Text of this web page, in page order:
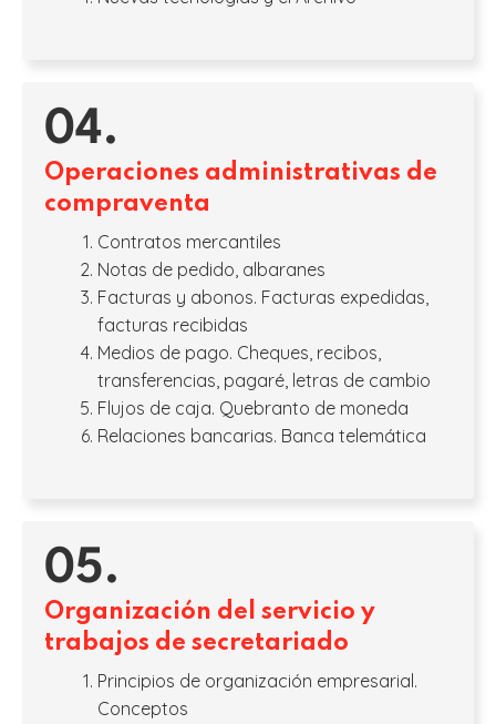
04.
Operaciones administrativas de
compraventa
Contratos mercantiles
Notas de pedido, albaranes
Facturas y abonos. Facturas expedidas,
facturas recibidas
Medios de pago. Cheques, recibos,
transferencias, pagaré, letras de cambio
Flujos de caja. Quebranto de moneda
Relaciones bancarias. Banca telemática
05.
Organización del servicio y
trabajos de secretariado
Principios de organización empresarial.
Conceptos